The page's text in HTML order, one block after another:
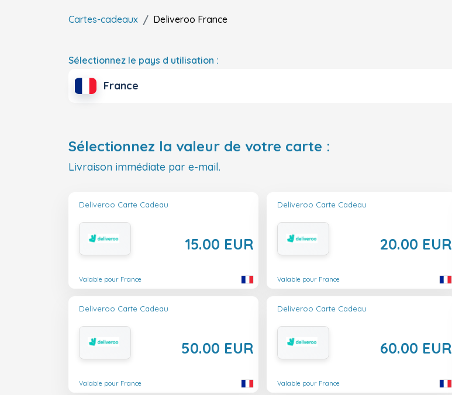
Cartes-cadeaux Deliveroo France
Sélectionnez le pays d utilisation :
France
Sélectionnez la valeur de votre carte :
Livraison immédiate par e-mail.
Deliveroo Carte Cadeau
15.00 EUR
Valable pour France
Deliveroo Carte Cadeau
20.00 EUR
Valable pour France
Deliveroo Carte Cadeau
50.00 EUR
Valable pour France
Deliveroo Carte Cadeau
60.00 EUR
Valable pour France